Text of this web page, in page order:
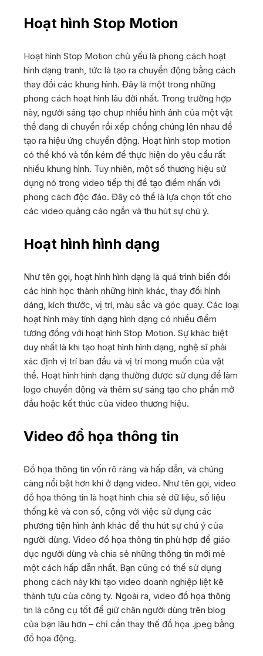
Hoạt hình Stop Motion
Hoạt hình Stop Motion chủ yếu là phong cách hoạt
hình dạng tranh, tức là tạo ra chuyển động bằng cách
thay đổi các khung hình. Đây là một trong những
phong cách hoạt hình lâu đời nhất. Trong trường hợp
này, người sáng tạo chụp nhiều hình ảnh của một vật
thể đang di chuyển rồi xếp chồng chúng lên nhau để
tạo ra hiệu ứng chuyển động. Hoạt hình stop motion
có thể khó và tốn kém để thực hiện do yêu cầu rất
nhiều khung hình. Tuy nhiên, một số thương hiệu sử
dụng nó trong video tiếp thị để tạo điểm nhấn với
phong cách độc đáo. Đây có thể là lựa chọn tốt cho
các video quảng cáo ngắn và thu hút sự chú ý.
Hoạt hình hình dạng
Như tên gọi, hoạt hình hình dạng là quá trình biến đổi
các hình học thành những hình khác, thay đổi hình
dáng, kích thước, vị trí, màu sắc và góc quay. Các loại
hoạt hình máy tính dạng hình dạng có nhiều điểm
tương đồng với hoạt hình Stop Motion. Sự khác biệt
duy nhất là khi tạo hoạt hình hình dạng, nghệ sĩ phải
xác định vị trí ban đầu và vị trí mong muốn của vật
thể. Hoạt hình hình dạng thường được sử dụng để làm
logo chuyển động và thêm sự sáng tạo cho phần mở
đầu hoặc kết thúc của video thương hiệu.
Video đồ họa thông tin
Đồ họa thông tin vốn rõ ràng và hấp dẫn, và chúng
càng nổi bật hơn khi ở dạng video. Như tên gọi, video
đồ họa thông tin là hoạt hình chia sẻ dữ liệu, số liệu
thống kê và con số, cộng với việc sử dụng các
phương tiện hình ảnh khác để thu hút sự chú ý của
người dùng. Video đồ họa thông tin phù hợp để giáo
dục người dùng và chia sẻ những thông tin mới mẻ
một cách hấp dẫn nhất. Bạn cũng có thể sử dụng
phong cách này khi tạo video doanh nghiệp liệt kê
thành tựu của công ty. Ngoài ra, video đồ họa thông
tin là công cụ tốt để giữ chân người dùng trên blog
của bạn lâu hơn – chỉ cần thay thế đồ họa .jpeg bằng
đồ họa động.